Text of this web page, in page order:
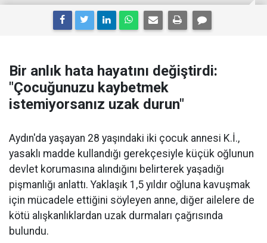
Bir anlık hata hayatını değiştirdi:
"Çocuğunuzu kaybetmek
istemiyorsanız uzak durun"
Aydın'da yaşayan 28 yaşındaki iki çocuk annesi K.İ.,
yasaklı madde kullandığı gerekçesiyle küçük oğlunun
devlet korumasına alındığını belirterek yaşadığı
pişmanlığı anlattı. Yaklaşık 1,5 yıldır oğluna kavuşmak
için mücadele ettiğini söyleyen anne, diğer ailelere de
kötü alışkanlıklardan uzak durmaları çağrısında
bulundu.